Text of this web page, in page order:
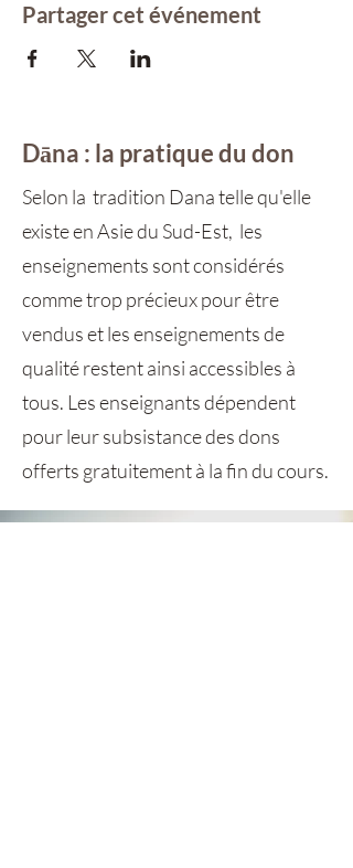
Partager cet événement
Dāna : la pratique du don
Selon la tradition Dana telle qu'elle
existe en Asie du Sud-Est, les
enseignements sont considérés
comme trop précieux pour être
vendus et les enseignements de
qualité restent ainsi accessibles à
tous. Les enseignants dépendent
pour leur subsistance des dons
offerts gratuitement à la fin du cours.